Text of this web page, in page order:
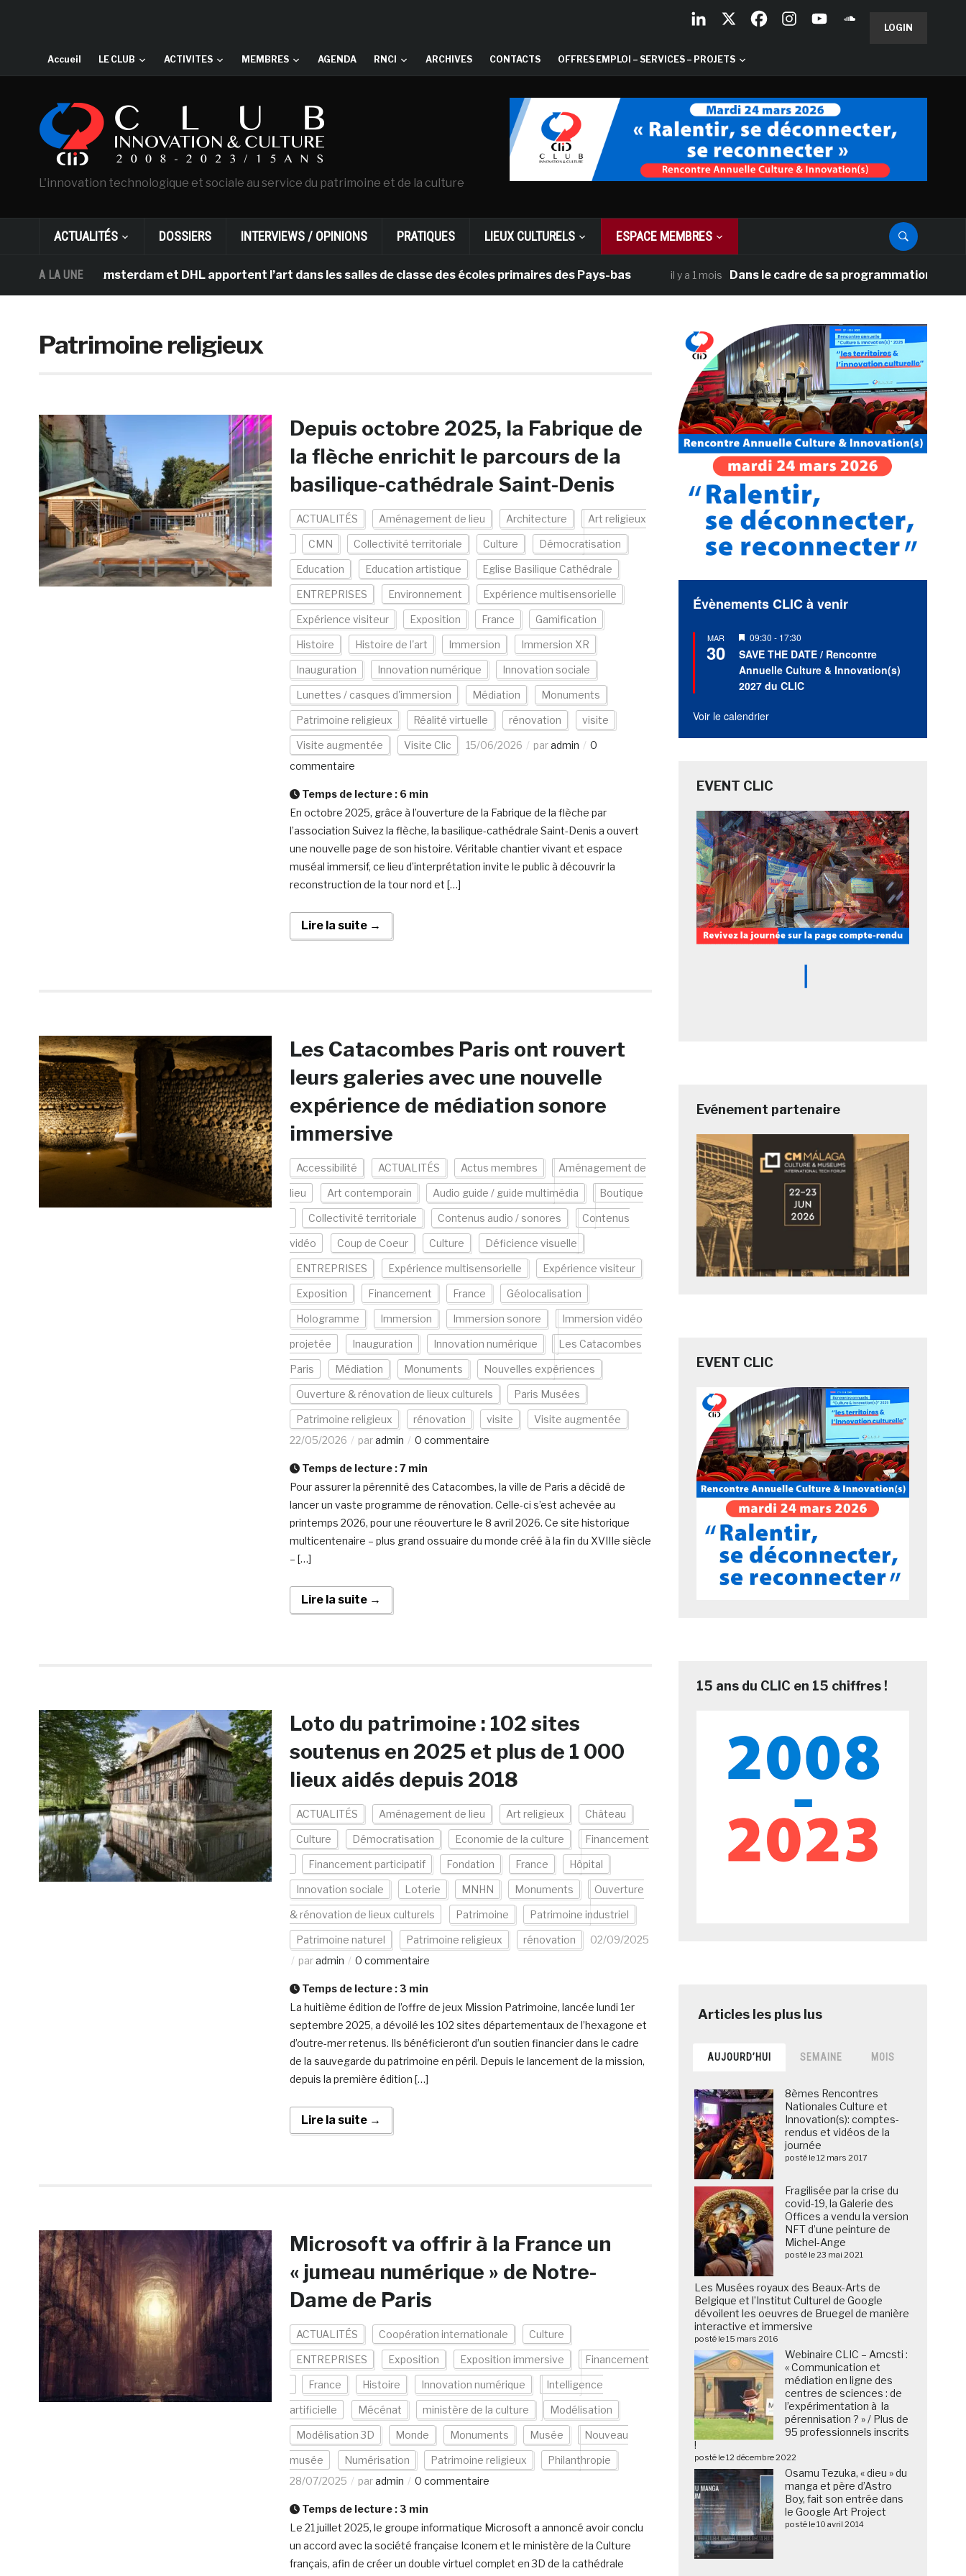
LOGIN
Accueil LE CLUB ACTIVITES MEMBRES AGENDA RNCI ARCHIVES CONTACTS OFFRES EMPLOI – SERVICES – PROJETS
L'innovation technologique et sociale au service du patrimoine et de la culture
ACTUALITÉS DOSSIERS INTERVIEWS / OPINIONS PRATIQUES LIEUX CULTURELS ESPACE MEMBRES
A LA UNE
Gogh d’Amsterdam et DHL apportent l’art dans les salles de classe des écoles primaires des Pays-bas il y a 1 mois Dans le cadre de sa programmation
Patrimoine religieux
Depuis octobre 2025, la Fabrique de
la flèche enrichit le parcours de la
basilique-cathédrale Saint-Denis
ACTUALITÉS Aménagement de lieu Architecture Art religieux
CMN Collectivité territoriale Culture Démocratisation
Education Education artistique Eglise Basilique Cathédrale
ENTREPRISES Environnement Expérience multisensorielle
Expérience visiteur Exposition France Gamification
Histoire Histoire de l'art Immersion Immersion XR
Inauguration Innovation numérique Innovation sociale
Lunettes / casques d'immersion Médiation Monuments
Patrimoine religieux Réalité virtuelle rénovation visite
Visite augmentée Visite Clic 15/06/2026 paradmin
0
commentaire
Temps de lecture : 6 min
En octobre 2025, grâce à l’ouverture de la Fabrique de la flèche par
l’association Suivez la flèche, la basilique-cathédrale Saint-Denis a ouvert
une nouvelle page de son histoire. Véritable chantier vivant et espace
muséal immersif, ce lieu d’interprétation invite le public à découvrir la
reconstruction de la tour nord et […]
Lire la suite →
Les Catacombes Paris ont rouvert
leurs galeries avec une nouvelle
expérience de médiation sonore
immersive
Accessibilité ACTUALITÉS Actus membres Aménagement de
lieu Art contemporain Audio guide / guide multimédia Boutique
Collectivité territoriale Contenus audio / sonores Contenus
vidéo Coup de Coeur Culture Déficience visuelle
ENTREPRISES Expérience multisensorielle Expérience visiteur
Exposition Financement France Géolocalisation
Hologramme Immersion Immersion sonore Immersion vidéo
projetée Inauguration Innovation numérique Les Catacombes
Paris Médiation Monuments Nouvelles expériences
Ouverture & rénovation de lieux culturels Paris Musées
Patrimoine religieux rénovation visite
Visite augmentée
22/05/2026
paradmin 0 commentaire
Temps de lecture :7 min
Pour assurer la pérennité des Catacombes, la ville de Paris a décidé de
lancer un vaste programme de rénovation. Celle-ci s’est achevée au
printemps 2026, pour une réouverture le 8 avril 2026. Ce site historique
multicentenaire – plus grand ossuaire du monde créé à la fin du XVIIIe siècle
– […]
Lire la suite →
Loto du patrimoine : 102 sites
soutenus en 2025 et plus de 1 000
lieux aidés depuis 2018
ACTUALITÉS Aménagement de lieu Art religieux Château
Culture Démocratisation Economie de la culture Financement
Financement participatif Fondation France Hôpital
Innovation sociale Loterie MNHN Monuments Ouverture
& rénovation de lieux culturels Patrimoine Patrimoine industriel
Patrimoine naturel Patrimoine religieux rénovation
02/09/2025
paradmin 0 commentaire
Temps de lecture : 3 min
La huitième édition de l’offre de jeux Mission Patrimoine, lancée lundi 1er
septembre 2025, a dévoilé les 102 sites départementaux de l’hexagone et
d’outre-mer retenus. Ils bénéficieront d’un soutien financier dans le cadre
de la sauvegarde du patrimoine en péril. Depuis le lancement de la mission,
depuis la première édition […]
Lire la suite →
Microsoft va offrir à la France un
« jumeau numérique » de Notre-
Dame de Paris
ACTUALITÉS Coopération internationale Culture
ENTREPRISES Exposition Exposition immersive Financement
France Histoire Innovation numérique Intelligence
artificielle Mécénat ministère de la culture Modélisation
Modélisation 3D Monde Monuments Musée Nouveau
musée Numérisation Patrimoine religieux
Philanthropie
28/07/2025
paradmin 0 commentaire
Temps de lecture : 3 min
Le 21 juillet 2025, le groupe informatique Microsoft a annoncé avoir conclu
un accord avec la société française Iconem et le ministère de la Culture
français, afin de créer un double virtuel complet en 3D de la cathédrale
Évènements CLIC à venir
MAR
30
Mis
en
avant
09:30 - 17:30
SAVE THE DATE / Rencontre
Annuelle Culture & Innovation(s)
2027 du CLIC
Voir le calendrier
EVENT CLIC
Evénement partenaire
EVENT CLIC
15 ans du CLIC en 15 chiffres !
AUJOURD’HUI SEMAINE MOIS
8èmes Rencontres
Nationales Culture et
Innovation(s): comptes-
rendus et vidéos de la
journée
posté le 12 mars 2017
Fragilisée par la crise du
covid-19, la Galerie des
Offices a vendu la version
NFT d’une peinture de
Michel-Ange
posté le 23 mai 2021
Les Musées royaux des Beaux-Arts de
Belgique et l’Institut Culturel de Google
dévoilent les oeuvres de Bruegel de manière
interactive et immersive
posté le 15 mars 2016
Webinaire CLIC – Amcsti :
« Communication et
médiation en ligne des
centres de sciences : de
l’expérimentation à la
pérennisation ? » / Plus de
95 professionnels inscrits
!
posté le 12 décembre 2022
Osamu Tezuka, « dieu » du
manga et père d’Astro
Boy, fait son entrée dans
le Google Art Project
posté le 10 avril 2014